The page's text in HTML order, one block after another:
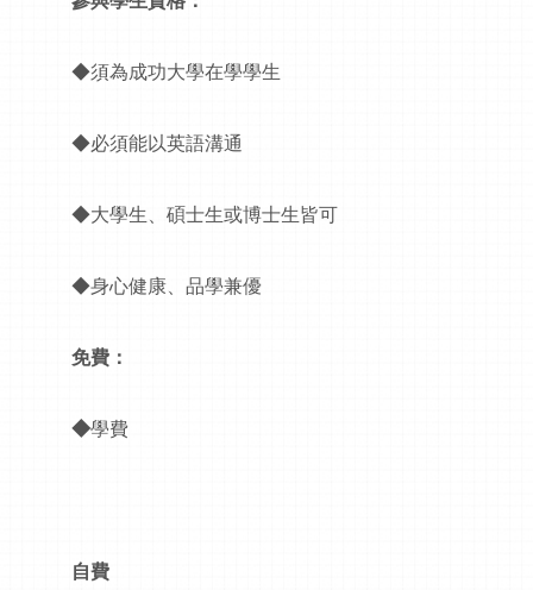
◆須為成功大學在學學生
◆必須能以英語溝通
◆大學生、碩士生或博士生皆可
◆身心健康、品學兼優
免費：
◆學費
自費